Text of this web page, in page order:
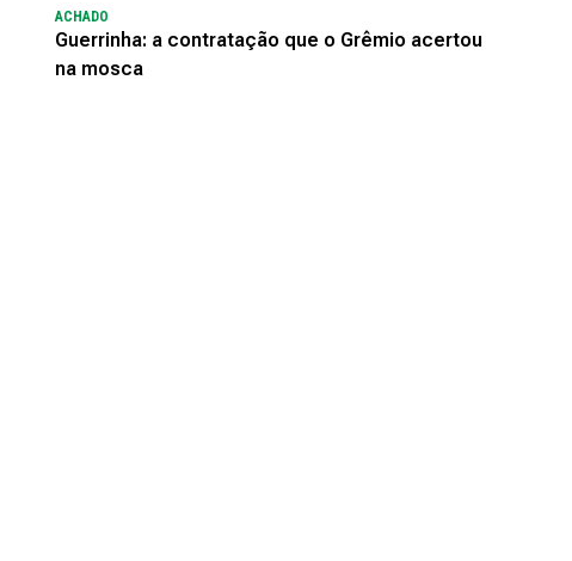
ACHADO
Guerrinha: a contratação que o Grêmio acertou
na mosca